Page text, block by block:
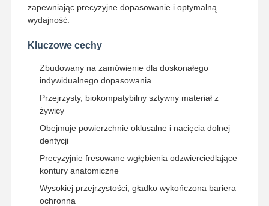
zapewniając precyzyjne dopasowanie i optymalną
wydajność.
Kluczowe cechy
Zbudowany na zamówienie dla doskonałego
indywidualnego dopasowania
Przejrzysty, biokompatybilny sztywny materiał z
żywicy
Obejmuje powierzchnie oklusalne i nacięcia dolnej
dentycji
Precyzyjnie fresowane wgłębienia odzwierciedlające
kontury anatomiczne
Wysokiej przejrzystości, gładko wykończona bariera
ochronna